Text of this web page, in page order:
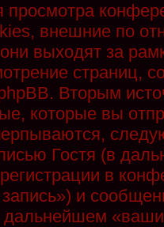
просмотра
внешние по
выходят за
страниц,
Вторым
которые вы
Гостя (в
в
и
дальнейшем